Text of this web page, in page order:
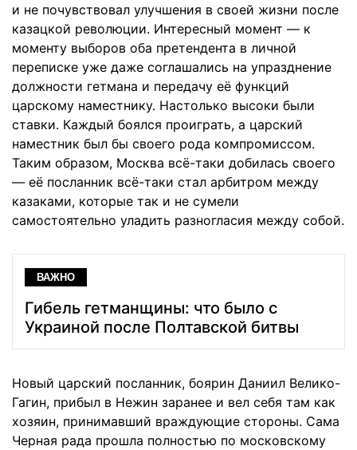
и не почувствовал улучшения в своей жизни после
казацкой революции. Интересный момент — к
моменту выборов оба претендента в личной
переписке уже даже соглашались на упразднение
должности гетмана и передачу её функций
царскому наместнику. Настолько высоки были
ставки. Каждый боялся проиграть, а царский
наместник был бы своего рода компромиссом.
Таким образом, Москва всё-таки добилась своего
— её посланник всё-таки стал арбитром между
казаками, которые так и не сумели
самостоятельно уладить разногласия между собой.
ВАЖНО
Гибель гетманщины: что было с
Украиной после Полтавской битвы
Новый царский посланник, боярин Даниил Велико-
Гагин, прибыл в Нежин заранее и вел себя там как
хозяин, принимавший враждующие стороны. Сама
Черная рада прошла полностью по московскому